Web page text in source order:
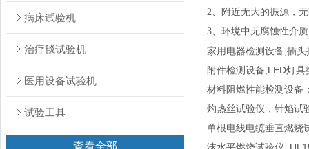
病床试验机
治疗毯试验机
医用设备试验机
试验工具
查看全部
2、附近无大的振源，
3、环境中无腐蚀性介质
家用电器检测设备,插
附件检测设备,LED灯
材料阻燃性能检测设备
灼热丝试验仪，针焰试
单根电线电缆垂直燃烧